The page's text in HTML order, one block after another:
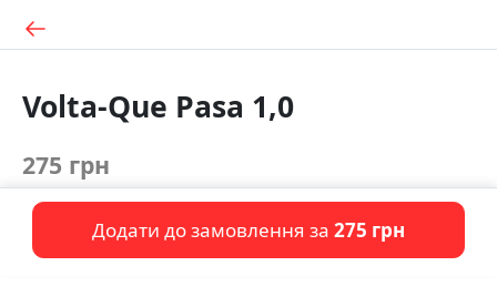
Volta-Que Pasa 1,0
275 грн
Додати до замовлення за 275 грн